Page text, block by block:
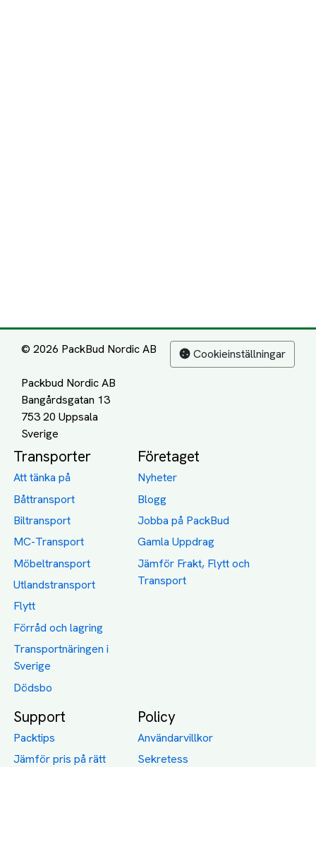
© 2026 PackBud Nordic AB
Packbud Nordic AB
Bangårdsgatan 13
753 20 Uppsala
Cookieinställningar
Transporter
Att tänka på
Båttransport
Biltransport
MC-Transport
Möbeltransport
Utlandstransport
Flytt
Förråd och lagring
Transportnäringen i
Sverige
Dödsbo
Företaget
Nyheter
Blogg
Jobba på PackBud
Gamla Uppdrag
Jämför Frakt, Flytt och
Transport
Support
Packtips
Jämför pris på rätt
Policy
Användarvillkor
Sekretess